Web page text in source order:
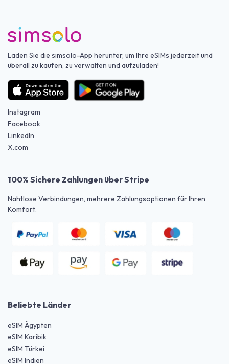
Laden Sie die simsolo-App herunter, um Ihre eSIMs jederzeit und
überall zu kaufen, zu verwalten und aufzuladen!
Instagram
Facebook
LinkedIn
X.com
100% Sichere Zahlungen über Stripe
Nahtlose Verbindungen, mehrere Zahlungsoptionen für Ihren
Komfort.
Beliebte Länder
eSIM Ägypten
eSIM Karibik
eSIM Türkei
eSIM Indien